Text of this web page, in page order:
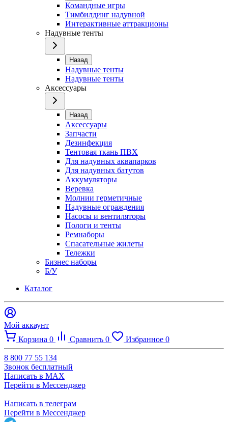
Командные игры
Тимбилдинг надувной
Интерактивные аттракционы
Надувные тенты
Назад
Надувные тенты
Надувные тенты
Аксессуары
Назад
Аксессуары
Запчасти
Дезинфекция
Тентовая ткань ПВХ
Для надувных аквапарков
Для надувных батутов
Аккумуляторы
Веревка
Молнии герметичные
Надувные ограждения
Насосы и вентиляторы
Пологи и тенты
Ремнаборы
Спасательные жилеты
Тележки
Бизнес наборы
Б/У
Каталог
Мой аккаунт
Корзина 0 Сравнить 0 Избранное 0
8 800 77 55 134
Звонок бесплатный
Написать в MAX
Перейти в Мессенджер
Написать в телеграм
Перейти в Мессенджер